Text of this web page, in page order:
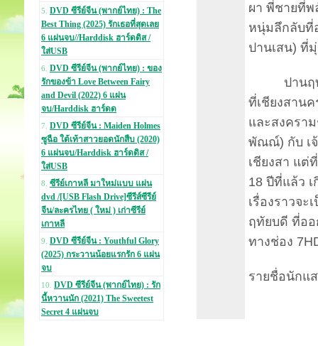
5. DVD ซีรีย์จีน (พากย์ไทย) : The
Best Thing (2025) รักเธอที่สุดเลย
6 แผ่นจบ//Harddisk ฮาร์ดดิส /
ใส่USB
6. DVD ซีรีย์จีน (พากย์ไทย) : ของ
รักของข้า Love Between Fairy
and Devil (2022) 6 แผ่น
จบ/Harddisk ฮาร์ดด
7. DVD ซีรีย์จีน : Maiden Holmes
ซูฉือ ใต้เท้าสาวยอดนักสืบ (2020)
6 แผ่นจบ/Harddisk ฮาร์ดดิส /
ใส่USB
8. ซีรีย์เกาหลี มาใหม่แบบ แผ่น
dvd /[USB Flash Drive]ซีรีส์ซีรีย์
จีน/ละครไทย ( ใหม่ ) เก่าซีรีย์
เกาหลี
9. DVD ซีรีย์จีน : Youthful Glory
(2025) กระวานน้อยแรกรัก 6 แผ่น
จบ
10. DVD ซีรีย์จีน (พากย์ไทย) : รัก
นี้หวานนัก (2021) The Sweetest
Secret 4 แผ่นจบ
ผา พี่ชายที่
หนุ่มลึกลับที่
ปานเสน) ที่
ปานฤทัยจ
ที่เชียงสาน
และสงครา
พัณณ์) กับ เ
เชียงสา แต่
18 ปีที่แล้ว
เรื่องราวจ
ฤทัยบดี ที่ออ
ทางช่อง
รายชื่อนักแ